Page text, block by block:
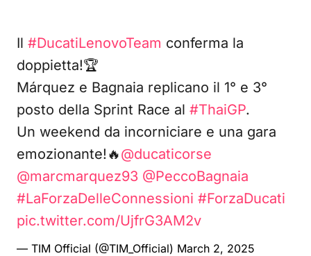
Il #DucatiLenovoTeam conferma la
doppietta!🏆
Márquez e Bagnaia replicano il 1° e 3°
posto della Sprint Race al #ThaiGP.
Un weekend da incorniciare e una gara
emozionante!🔥@ducaticorse
@marcmarquez93 @PeccoBagnaia
#LaForzaDelleConnessioni #ForzaDucati
pic.twitter.com/UjfrG3AM2v
— TIM Official (@TIM_Official) March 2, 2025